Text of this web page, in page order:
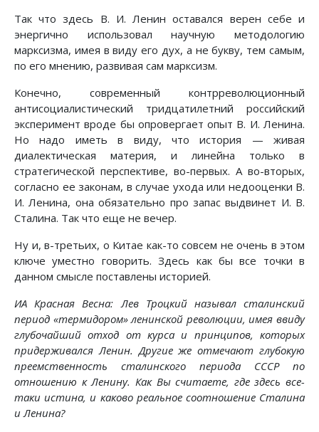
Так что здесь В. И. Ленин оставался верен себе и
энергично использовал научную методологию
марксизма, имея в виду его дух, а не букву, тем самым,
по его мнению, развивая сам марксизм.
Конечно, современный контрреволюционный
антисоциалистический тридцатилетний российский
эксперимент вроде бы опровергает опыт В. И. Ленина.
Но надо иметь в виду, что история — живая
диалектическая материя, и линейна только в
стратегической перспективе, во-первых. А во-вторых,
согласно ее законам, в случае ухода или недооценки В.
И. Ленина, она обязательно про запас выдвинет И. В.
Сталина. Так что еще не вечер.
Ну и, в-третьих, о Китае как-то совсем не очень в этом
ключе уместно говорить. Здесь как бы все точки в
данном смысле поставлены историей.
ИА Красная Весна: Лев Троцкий называл сталинский
период «термидором» ленинской революции, имея ввиду
глубочайший отход от курса и принципов, которых
придерживался Ленин. Другие же отмечают глубокую
преемственность сталинского периода СССР по
отношению к Ленину. Как Вы считаете, где здесь все-
таки истина, и каково реальное соотношение Сталина
и Ленина?